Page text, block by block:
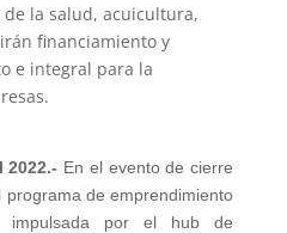
la salud, acuicultura,
financiamiento y
e integral para la
2022.- En el evento de cierre
de emprendimiento
impulsada por el hub de